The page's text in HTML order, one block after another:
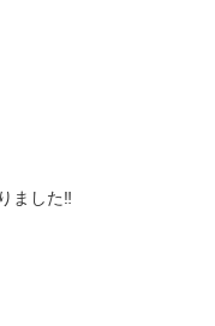
ました‼